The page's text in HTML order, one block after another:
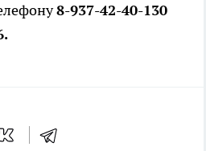
8-937-42-40-130